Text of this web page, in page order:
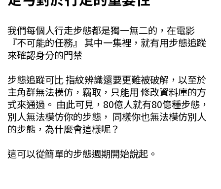
我們每個人行走步態都是獨一無二的，在電影
『不可能的任務』 其中一集裡，就有用步態追蹤
來確認身分的門禁
步態追蹤可比 指紋辨識還要更難被破解，以至於
主角群無法模仿，竊取，只能用 修改資料庫的方
式來通過。 由此可見，80億人就有80億種步態，
別人無法模仿你的步態， 同樣你也無法模仿別人
的步態，為什麼會這樣呢？
這可以從簡單的步態週期開始說起。